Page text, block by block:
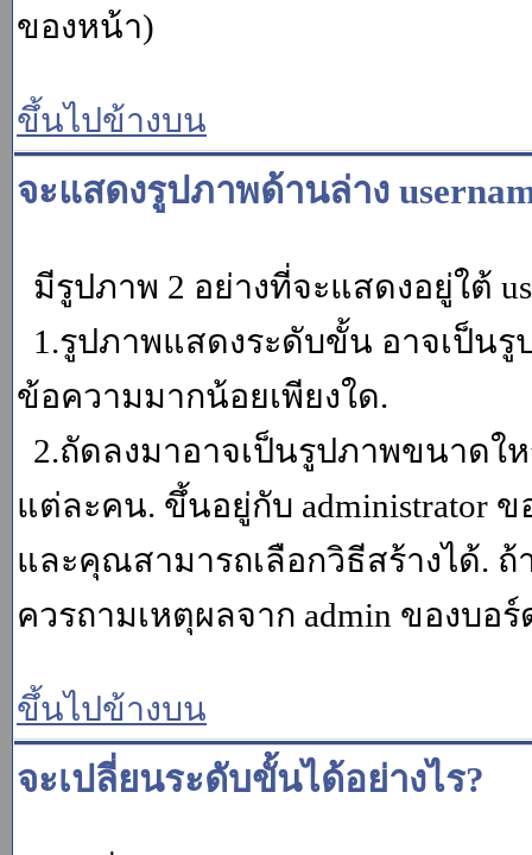
ของหน้า)
ขึ้นไปข้างบน
จะแสดงรูปภาพด้านล่าง
มีรูปภาพ 2 อย่างที่จะแสดงอยู่ใต้
1.รูปภาพแสดงระดับขั้น อาจเป็น
ข้อความมากน้อยเพียงใด.
2.ถัดลงมาอาจเป็นรูปภาพขนาดใ
แต่ละคน. ขึ้นอยู่กับ administrator
และคุณสามารถเลือกวิธีสร้างได้.
ควรถามเหตุผลจาก admin ของบอ
ขึ้นไปข้างบน
จะเปลี่ยนระดับขั้นได้อย่างไร?